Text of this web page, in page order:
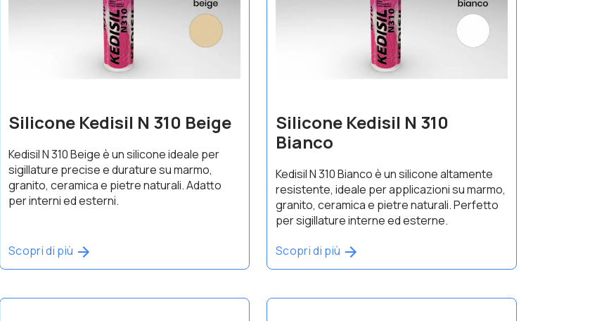
Silicone Kedisil N 310 Beige
Kedisil N 310 Beige è un silicone ideale per
sigillature precise e durature su marmo,
granito, ceramica e pietre naturali. Adatto
per interni ed esterni.
Scopri di più
Silicone Kedisil N 310
Bianco
Kedisil N 310 Bianco è un silicone altamente
resistente, ideale per applicazioni su marmo,
granito, ceramica e pietre naturali. Perfetto
per sigillature interne ed esterne.
Scopri di più